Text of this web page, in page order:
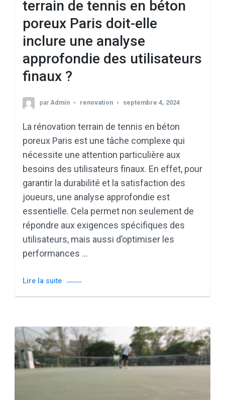
terrain de tennis en béton
poreux Paris doit-elle
inclure une analyse
approfondie des utilisateurs
finaux ?
par Admin renovation septembre 4, 2024
La rénovation terrain de tennis en béton
poreux Paris est une tâche complexe qui
nécessite une attention particulière aux
besoins des utilisateurs finaux. En effet, pour
garantir la durabilité et la satisfaction des
joueurs, une analyse approfondie est
essentielle. Cela permet non seulement de
répondre aux exigences spécifiques des
utilisateurs, mais aussi d’optimiser les
performances …
Lire la suite